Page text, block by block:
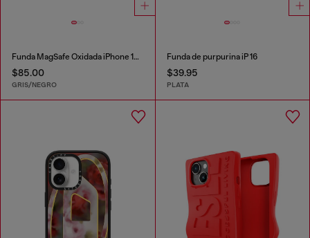
Funda MagSafe Oxidada iPhone 16 Pro
$85.00
GRIS/NEGRO
Funda de purpurina iP 16
$39.95
PLATA